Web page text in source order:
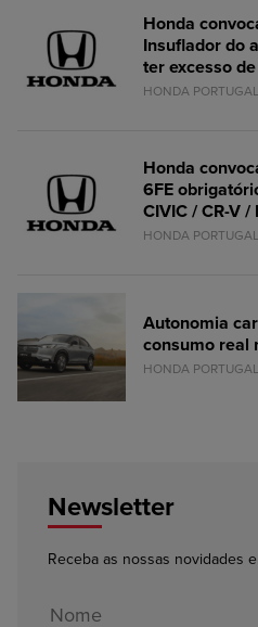
Honda
Insuflador do
ter excesso
HONDA
Honda
6FE
CIVIC / CR-V /
HONDA
Autonomia
consumo real
HONDA
Newsletter
Receba as nossas novidades